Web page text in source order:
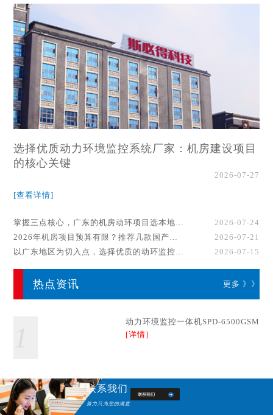
选择优质动力环境监控系统厂家：机房建设项目
的核心关键
2026-07-27
[查看详情]
掌握三点核心，广东的机房动环项目选本地厂家事半功倍！
2026-07-24
2026年机房项目预算有限？推荐几款国产动环监控系统品牌
2026-07-21
以广东地区为切入点，选择优质的动环监控系统厂家
2026-07-15
热点资讯 更多 》》
动力环境监控一体机SPD-6500GSM
[详情]
联系我们
努力只为您的满意